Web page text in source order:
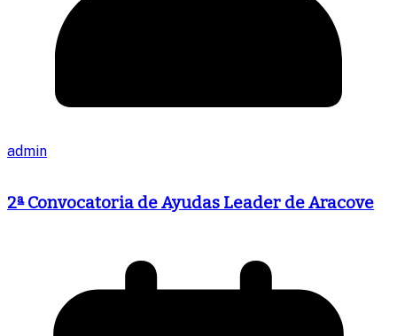
admin
2ª Convocatoria de Ayudas Leader de Aracove